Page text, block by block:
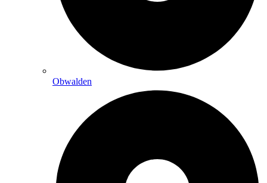
Obwalden